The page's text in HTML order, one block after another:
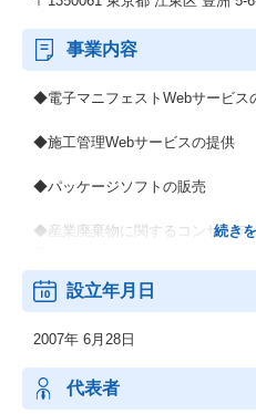
事業内容
◆電子マニフェストWebサービス
◆施工管理Webサービスの提供
◆パッケージソフトの販売
◆産業廃棄物に関するコンサルテ
設立年月日
2007年 6月28日
代表者